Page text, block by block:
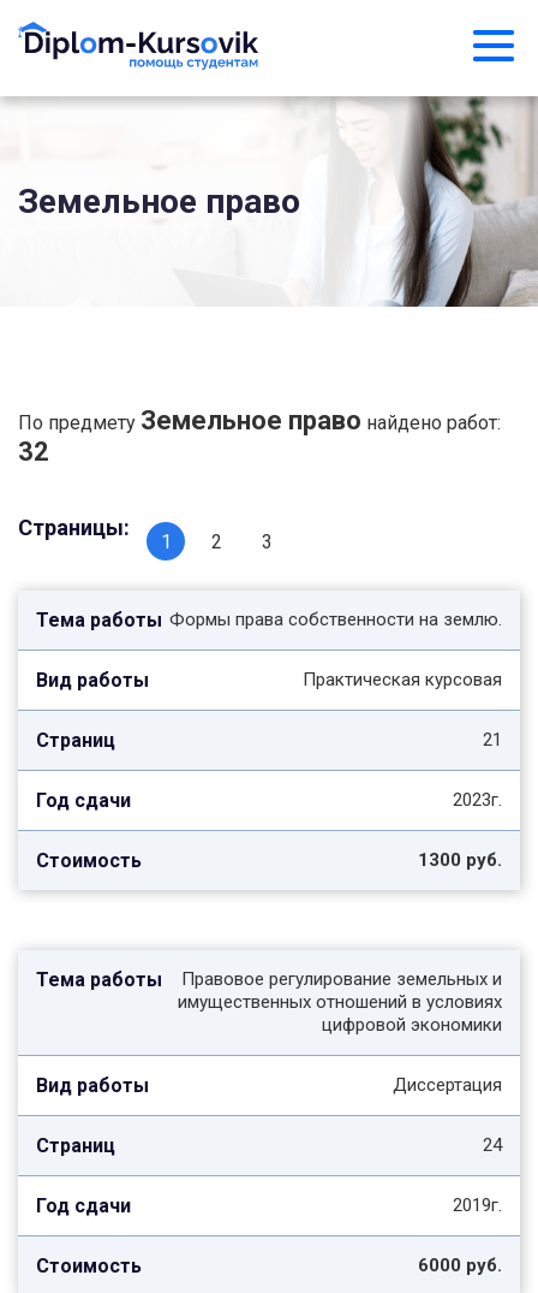
Земельное право
По предмету Земельное право найдено работ:
32
Страницы:
1 2 3
Формы права собственности на землю.
Практическая курсовая
21
2023г.
1300 руб.
Правовое регулирование земельных и
имущественных отношений в условиях
цифровой экономики
Диссертация
24
2019г.
6000 руб.